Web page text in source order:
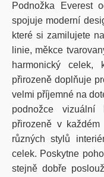
Podnožka Everest
spojuje moderní
které si zamilujete
linie, měkce
harmonický celek,
přirozeně doplňuje
velmi příjemné na
podnožce
přirozeně v
různých stylů
celek. Poskytne
stejně dobře